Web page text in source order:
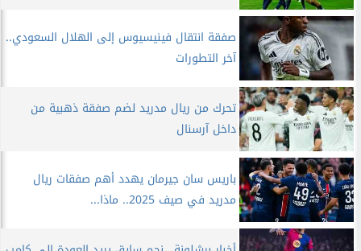
صفقة انتقال فينيسيوس إلى الهلال السعودي..
آخر التطورات
تحرك من ريال مدريد لضم صفقة ذهبية من
داخل آرسنال
باريس سان جيرمان يهدد أهم صفقات ريال
مدريد في صيف 2025.. ماذا...